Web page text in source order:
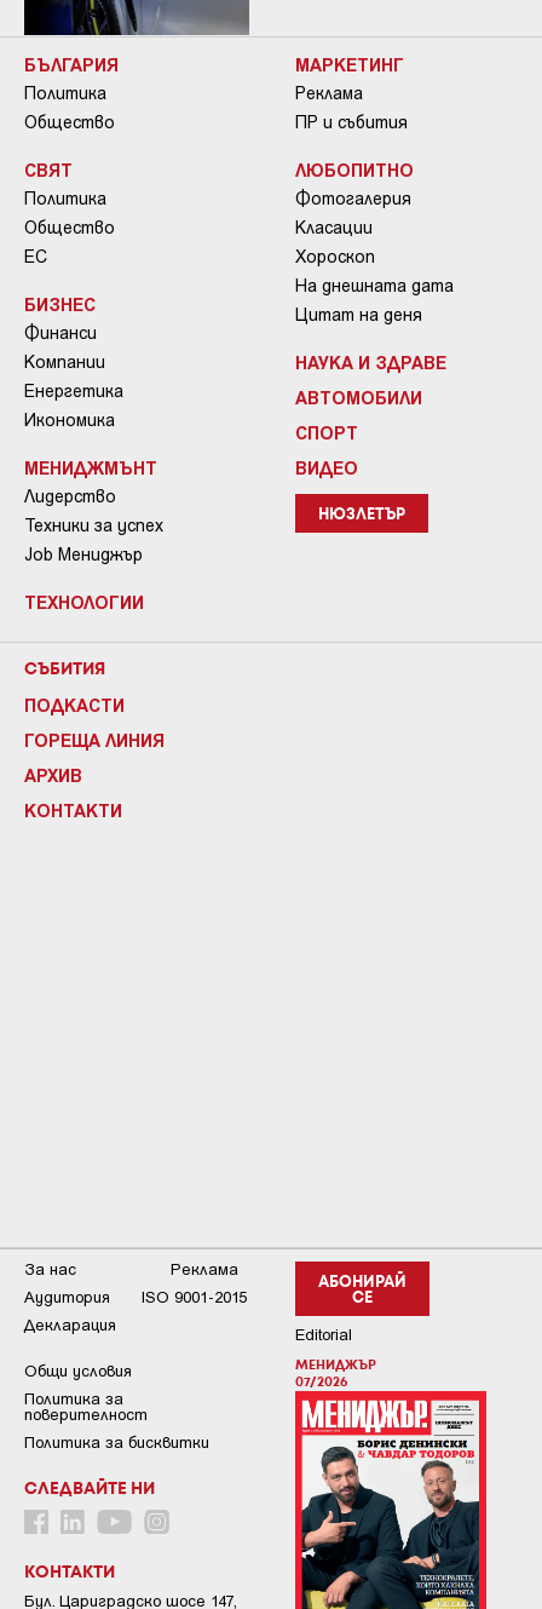
БЪЛГАРИЯ
Политика
Общество
СВЯТ
Политика
Общество
ЕС
БИЗНЕС
Финанси
Компании
Енергетика
Икономика
МЕНИДЖМЪНТ
Лидерство
Техники за успех
Job Мениджър
ТЕХНОЛОГИИ
МАРКЕТИНГ
Реклама
ПР и събития
ЛЮБОПИТНО
Фотогалерия
Класации
Хороскоп
На днешната дата
Цитат на деня
НАУКА И ЗДРАВЕ
АВТОМОБИЛИ
СПОРТ
ВИДЕО
НЮЗЛЕТЪР
СЪБИТИЯ
ПОДКАСТИ
ГОРЕЩА ЛИНИЯ
АРХИВ
КОНТАКТИ
АБОНИРАЙ
СЕ
Editorial
МЕНИДЖЪР
07/2026
За нас
Реклама
Аудитория
ISO 9001-2015
Декларация
Общи условия
Пoлитикa зa
пoвepитeлнocт
Политика за бисквитки
СЛЕДВАЙТЕ НИ
КОНТАКТИ
Бул. Цариградско шосе 147,